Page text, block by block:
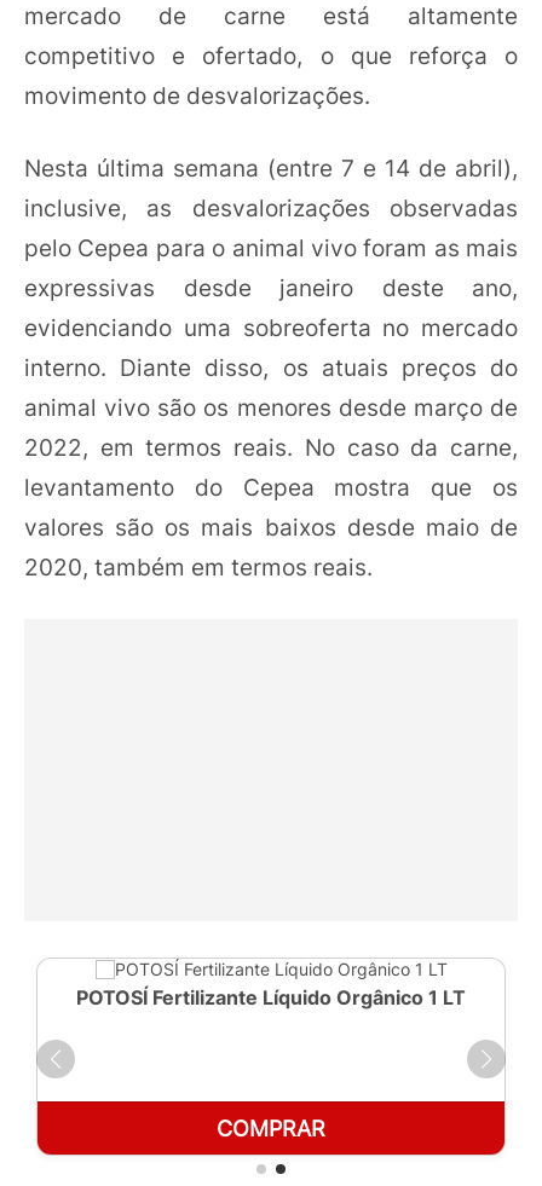
mercado de carne está altamente
competitivo e ofertado, o que reforça o
movimento de desvalorizações.
Nesta última semana (entre 7 e 14 de abril),
inclusive, as desvalorizações observadas
pelo Cepea para o animal vivo foram as mais
expressivas desde janeiro deste ano,
evidenciando uma sobreoferta no mercado
interno. Diante disso, os atuais preços do
animal vivo são os menores desde março de
2022, em termos reais. No caso da carne,
levantamento do Cepea mostra que os
valores são os mais baixos desde maio de
2020, também em termos reais.
POTOSÍ Fertilizante Líquido Orgânico 1 LT
COMPRAR